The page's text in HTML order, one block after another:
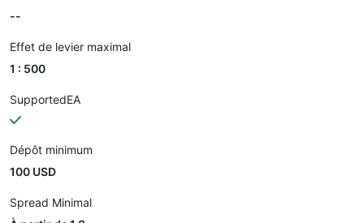
--
Effet de levier maximal
1 : 500
SupportedEA
Dépôt minimum
100 USD
Spread Minimal